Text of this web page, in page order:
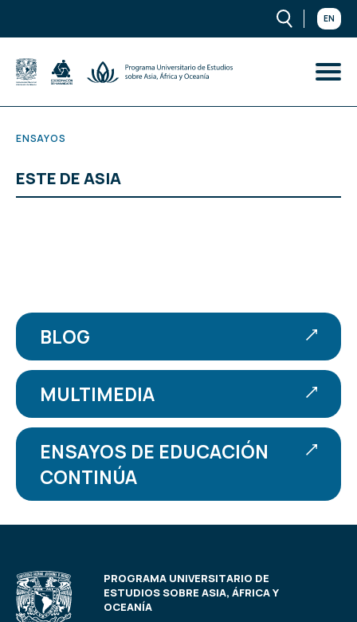
EN
ENSAYOS
ESTE DE ASIA
BLOG
MULTIMEDIA
ENSAYOS DE EDUCACIÓN
CONTINÚA
PROGRAMA UNIVERSITARIO DE
ESTUDIOS SOBRE ASIA, ÁFRICA Y
OCEANÍA